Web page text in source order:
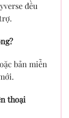
đều
bản miễn
thoại